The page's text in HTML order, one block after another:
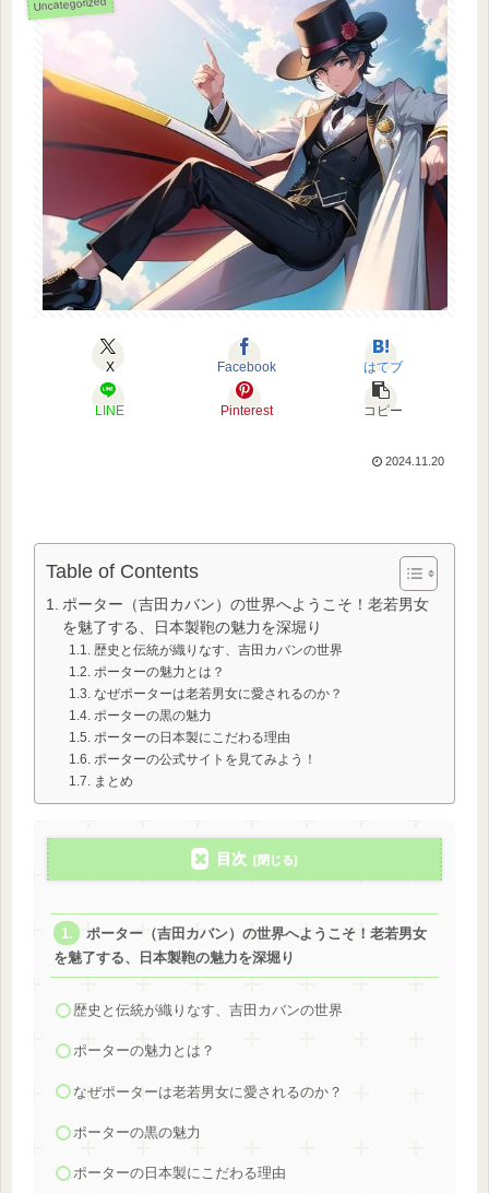
X Facebook はてブ
LINE Pinterest コピー
2024.11.20
Table of Contents
ポーター（吉田カバン）の世界へようこそ！老若男女
を魅了する、日本製鞄の魅力を深堀り
歴史と伝統が織りなす、吉田カバンの世界
ポーターの魅力とは？
なぜポーターは老若男女に愛されるのか？
ポーターの黒の魅力
ポーターの日本製にこだわる理由
ポーターの公式サイトを見てみよう！
まとめ
目次
ポーター（吉田カバン）の世界へようこそ！老若男女
を魅了する、日本製鞄の魅力を深堀り
歴史と伝統が織りなす、吉田カバンの世界
ポーターの魅力とは？
なぜポーターは老若男女に愛されるのか？
ポーターの黒の魅力
ポーターの日本製にこだわる理由